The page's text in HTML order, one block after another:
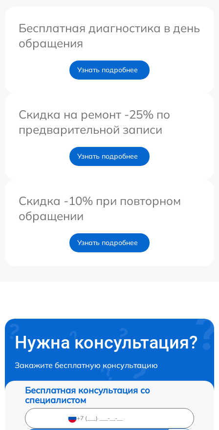
Бесплатная диагностика в день
обращения
Узнать подробнее
Скидка на ремонт -25% по
предварительной записи
Узнать подробнее
Скидка -10% при повторном
обращении
Узнать подробнее
Нужна консультация?
Закажите бесплатную консультацию
Бесплатная консультация со
специалистом